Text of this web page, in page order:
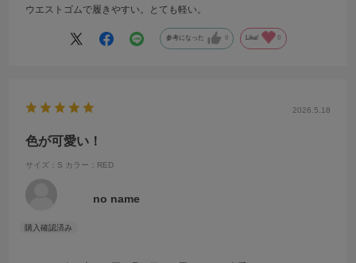
ウエストゴムで履きやすい。とても軽い。
参考になった 0 Like! 0
2026.5.18
色が可愛い！
サイズ：S カラー：RED
no name